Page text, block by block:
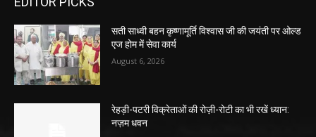
सती साध्वी बहन कृष्णामूर्ति विश्वास जी की जयंती पर ओल्ड
एज होम में सेवा कार्य
August 6, 2026
रेहड़ी-पटरी विक्रेताओं की रोज़ी-रोटी का भी रखें ध्यान:
नज़म धवन